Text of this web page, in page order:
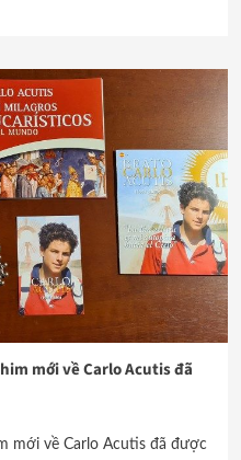
mới về Carlo Acutis đã
mới về Carlo Acutis đã được